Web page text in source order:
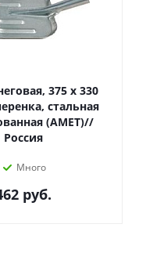
375 х 330
стальная
(АМЕТ)//
Россия
Много
руб.